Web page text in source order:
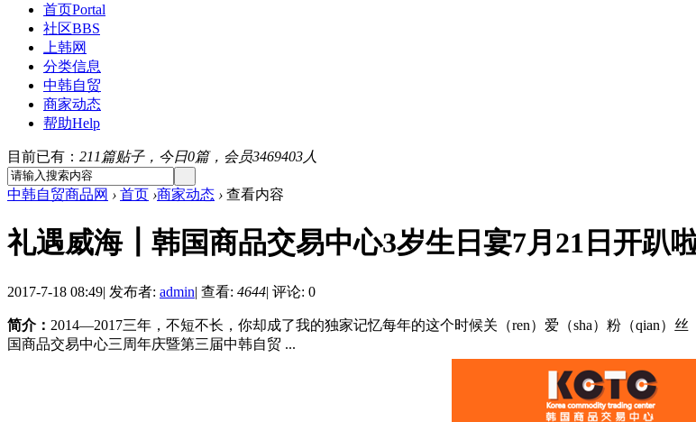
首页Portal
社区BBS
上韩网
分类信息
中韩自贸
商家动态
帮助Help
目前已有： 211篇贴子，今日0篇，会员3469403人
中韩自贸商品网 › 首页 ›商家动态 › 查看内容
礼遇威海┃韩国商品交易中心3岁生日宴7月21日开趴啦
2017-7-18 08:49| 发布者: admin| 查看: 4644| 评论: 0
简介： 2014—2017三年，不短不长，你却成了我的独家记忆每年的这个时候关（ren）爱（sha）粉（qian）
国商品交易中心三周年庆暨第三届中韩自贸 ...